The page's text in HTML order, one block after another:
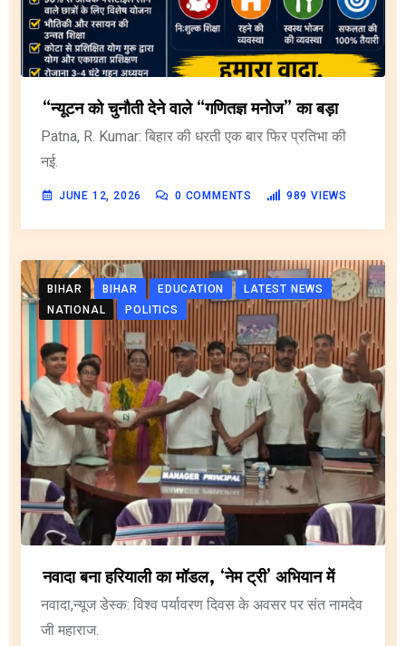
“न्यूटन को चुनौती देने वाले “गणितज्ञ मनोज” का बड़ा
Patna, R. Kumar: बिहार की धरती एक बार फिर प्रतिभा की
नई.
JUNE 12, 2026 0 COMMENTS 989 VIEWS
BIHAR BIHAR EDUCATION
LATEST NEWS
NATIONAL
POLITICS
नवादा बना हरियाली का मॉडल, ‘नेम ट्री’ अभियान में
नवादा,न्यूज डेस्क: विश्व पर्यावरण दिवस के अवसर पर संत नामदेव
जी महाराज.